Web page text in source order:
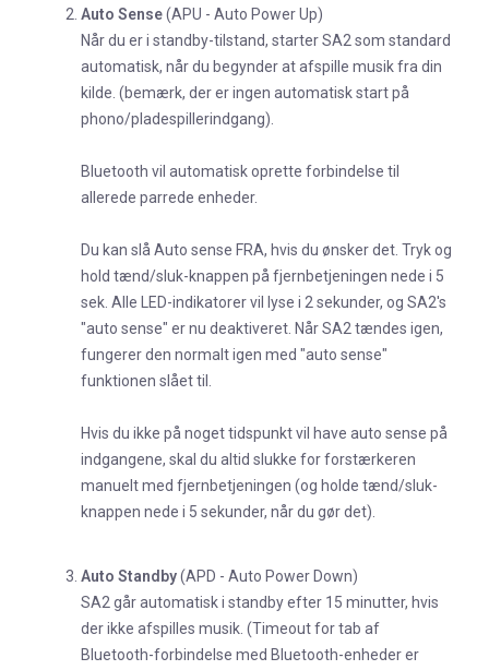
Auto Sense(APU - Auto Power Up)
Når du er i standby-tilstand, starter SA2 som standard
automatisk, når du begynder at afspille musik fra din
kilde. (bemærk, der er ingen automatisk start på
phono/pladespillerindgang).
Bluetooth vil automatisk oprette forbindelse til
allerede parrede enheder.
Du kan slå Auto sense FRA, hvis du ønsker det. Tryk og
hold tænd/sluk-knappen på fjernbetjeningen nede i 5
sek. Alle LED-indikatorer vil lyse i 2 sekunder, og SA2's
"auto sense" er nu deaktiveret. Når SA2 tændes igen,
fungerer den normalt igen med "auto sense"
funktionen slået til.
Hvis du ikke på noget tidspunkt vil have auto sense på
indgangene, skal du altid slukke for forstærkeren
manuelt med fjernbetjeningen (og holde tænd/sluk-
knappen nede i 5 sekunder, når du gør det).
Auto Standby(APD - Auto Power Down)
SA2 går automatisk i standby efter 15 minutter, hvis
der ikke afspilles musik. (Timeout for tab af
Bluetooth-forbindelse med Bluetooth-enheder er